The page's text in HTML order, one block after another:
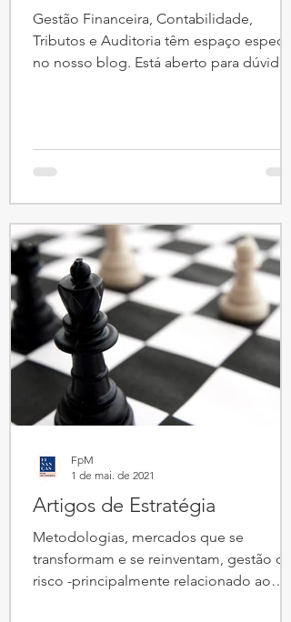
Gestão Financeira, Contabilidade,
Tributos e Auditoria têm espaço especial
no nosso blog. Está aberto para dúvidas
artigos do Grupo Controladoria, por
temas e data mais recente da
IFRS18.................05/06/26 Biografia
Financeira das
Empresas................................16/11/25
Padrões ESG p
Artigos de Estratégia
Metodologias, mercados que se
transformam e se reinventam, gestão de
risco -principalmente relacionado ao
FpM
1 de mai. de 2021